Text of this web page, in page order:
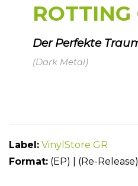
ROTTING
Der Perfekte
(Dark Metal)
Label: VinylStore GR
Format: (EP) | (Re-Release)